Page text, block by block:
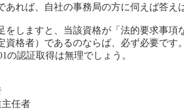
れば、自社の事務局の方に伺えば答え
しますと、当該資格が「法的要求事項
資格者）であるのならば、必ず必要です。
の認証取得は無理でしょう。
任者